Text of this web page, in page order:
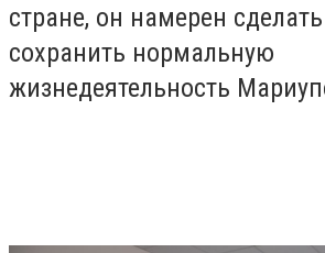
стране, он намерен
сохранить нормальную
жизнедеятельность